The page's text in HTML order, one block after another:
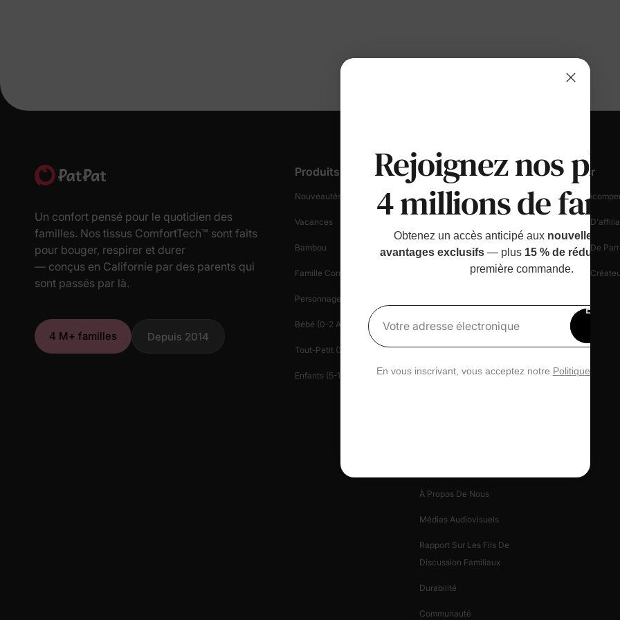
Un confort pensé pour le quotidien des
familles. Nos tissus ComfortTech™ sont faits
pour bouger, respirer et durer
— conçus en Californie par des parents qui
sont passés par là.
4 M+ familles Depuis 2014
Produits
Nouveautés Et En Vedette
Vacances
Bambou
Famille Correspondante
Personnages
Bébé (0-2 Ans)
Tout-Petit (2-6 Ans)
Enfants (5-12 Ans)
Support Client
Suivez Votre Commande
Démarrer Un Retour
Politique De Retour
Centre D'aide
Contactez-Nous
Gérez Votre Vie Privée
Découvrir
Fidélité &
Programme
Programme De
Programme
Patlife
À Propos De Nous
Médias Audiovisuels
Rapport Sur Les Fils De
Discussion Familiaux
Durabilité
Communauté
Rejoignez nos plus
4 millions de
Obtenez un accès anticipé aux nouvelles
avantages exclusifs— plus 15 % de réduction
première commande.
Votre adresse électronique
En vous inscrivant, vous acceptez notre Politique de